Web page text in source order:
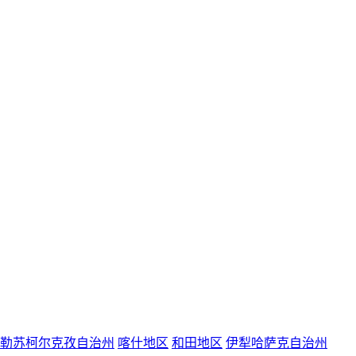
苏柯尔克孜自治州 喀什地区 和田地区 伊犁哈萨克自治州